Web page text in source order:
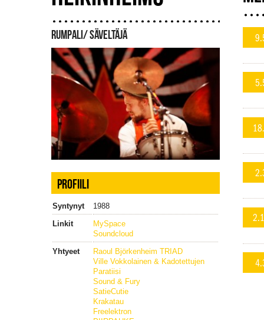
RUMPALI/ SÄVELTÄJÄ
PROFIILI
Syntynyt
1988
Linkit
MySpace
Soundcloud
Yhtyeet
Raoul Björkenheim TRIAD
Ville Vokkolainen & Kadotettujen
Paratiisi
Sound & Fury
SatieCutie
Krakatau
Freelektron